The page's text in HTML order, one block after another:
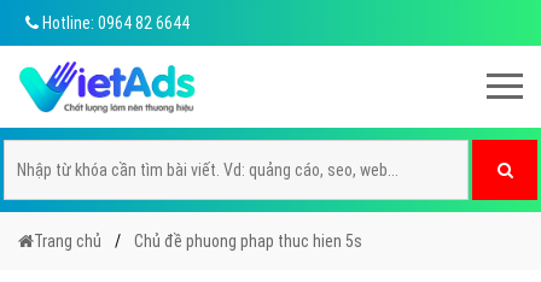
Hotline: 0964 82 6644
Trang chủ Chủ đề phuong phap thuc hien 5s